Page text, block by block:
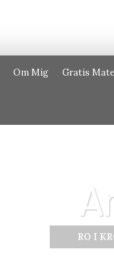
Om Mig Gratis
RO I